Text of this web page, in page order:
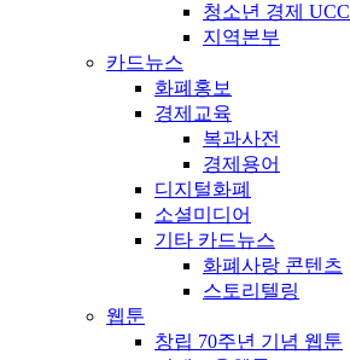
청소년 경제 UCC
지역본부
카드뉴스
화폐홍보
경제교육
복과사전
경제용어
디지털화폐
소셜미디어
기타 카드뉴스
화폐사랑 콘텐츠
스토리텔링
웹툰
창립 70주년 기념 웹툰